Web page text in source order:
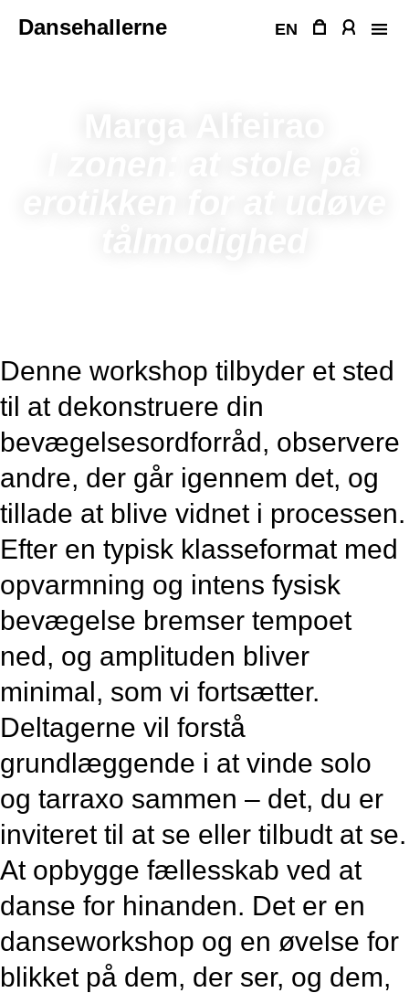
Dansehallerne EN
Denne workshop tilbyder et sted
til at dekonstruere din
bevægelsesordforråd, observere
andre, der går igennem det, og
tillade at blive vidnet i processen.
Efter en typisk klasseformat med
opvarmning og intens fysisk
bevægelse bremser tempoet
ned, og amplituden bliver
minimal, som vi fortsætter.
Deltagerne vil forstå
grundlæggende i at vinde solo
og tarraxo sammen – det, du er
inviteret til at se eller tilbudt at se.
At opbygge fællesskab ved at
danse for hinanden. Det er en
danseworkshop og en øvelse for
blikket på dem, der ser, og dem,